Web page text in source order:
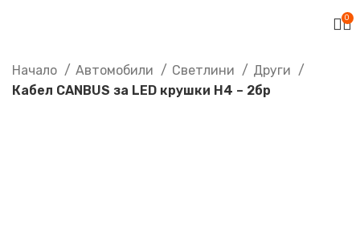
0
Начало Автомобили Светлини
Други
Кабел CANBUS за LED крушки H4 – 2бр